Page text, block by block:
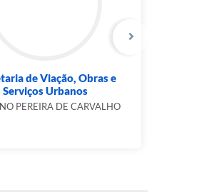
de Viação, Obras e
Serviços Urbanos
PEREIRA DE CARVALHO